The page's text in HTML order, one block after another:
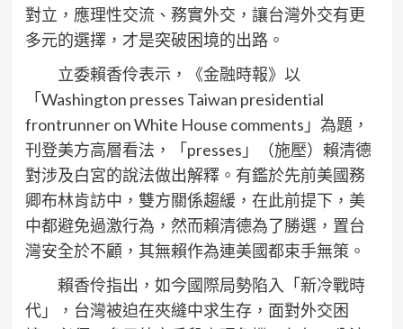
對立，應理性交流、務實外交，讓台灣外交有更
多元的選擇，才是突破困境的出路。
立委賴香伶表示，《金融時報》以
「Washington presses Taiwan presidential
frontrunner on White House comments」為題，
刊登美方高層看法，「presses」（施壓）賴清德
對涉及白宮的說法做出解釋。有鑑於先前美國務
卿布林肯訪中，雙方關係趨緩，在此前提下，美
中都避免過激行為，然而賴清德為了勝選，置台
灣安全於不顧，其無賴作為連美國都束手無策。
賴香伶指出，如今國際局勢陷入「新冷戰時
代」，台灣被迫在夾縫中求生存，面對外交困